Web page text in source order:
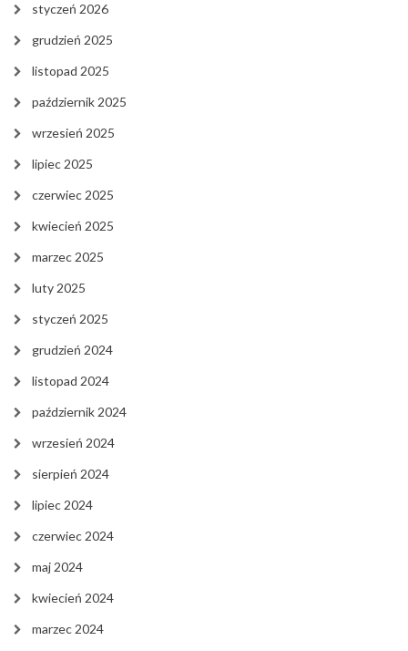
styczeń 2026
grudzień 2025
listopad 2025
październik 2025
wrzesień 2025
lipiec 2025
czerwiec 2025
kwiecień 2025
marzec 2025
luty 2025
styczeń 2025
grudzień 2024
listopad 2024
październik 2024
wrzesień 2024
sierpień 2024
lipiec 2024
czerwiec 2024
maj 2024
kwiecień 2024
marzec 2024